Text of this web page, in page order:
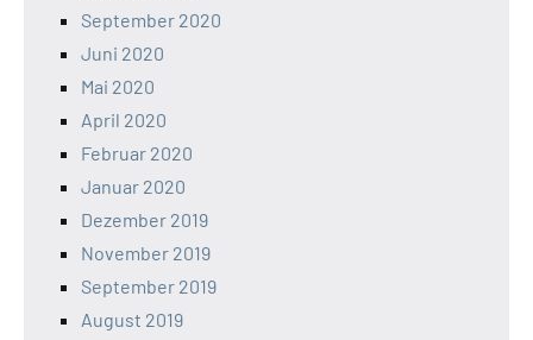
September 2020
Juni 2020
Mai 2020
April 2020
Februar 2020
Januar 2020
Dezember 2019
November 2019
September 2019
August 2019